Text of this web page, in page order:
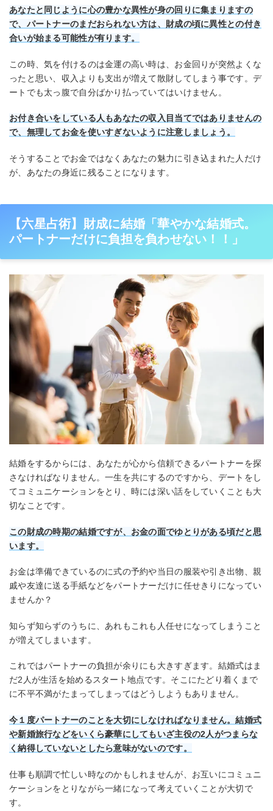
あなたと同じように心の豊かな異性が身の回りに集まりますの
で、パートナーのまだおられない方は、財成の頃に異性との付き
合いが始まる可能性が有ります。
この時、気を付けるのは金運の高い時は、お金回りが突然よくな
ったと思い、収入よりも支出が増えて散財してしまう事です。デ
ートでも太っ腹で自分ばかり払っていてはいけません。
お付き合いをしている人もあなたの収入目当てではありませんの
で、無理してお金を使いすぎないように注意しましょう。
そうすることでお金ではなくあなたの魅力に引き込まれた人だけ
が、あなたの身近に残ることになります。
【六星占術】財成に結婚「華やかな結婚式。
パートナーだけに負担を負わせない！！」
結婚をするからには、あなたが心から信頼できるパートナーを探
さなければなりません。一生を共にするのですから、デートをし
てコミュニケーションをとり、時には深い話をしていくことも大
切なことです。
この財成の時期の結婚ですが、お金の面でゆとりがある頃だと思
います。
お金は準備できているのに式の予約や当日の服装や引き出物、親
戚や友達に送る手紙などをパートナーだけに任せきりになってい
ませんか？
知らず知らずのうちに、あれもこれも人任せになってしまうこと
が増えてしまいます。
これではパートナーの負担が余りにも大きすぎます。結婚式はま
だ2人が生活を始めるスタート地点です。そこにたどり着くまで
に不平不満がたまってしまってはどうしようもありません。
今１度パートナーのことを大切にしなければなりません。結婚式
や新婚旅行などをいくら豪華にしてもいざ主役の2人がつまらな
く納得していないとしたら意味がないのです。
仕事も順調で忙しい時なのかもしれませんが、お互いにコミュニ
ケーションをとりながら一緒になって考えていくことが大切で
す。